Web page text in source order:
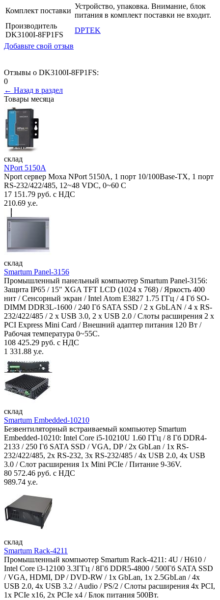
Комплект поставки
Устройство, упаковка. Внимание, блок
питания в комплект поставки не входит.
Производитель
DK3100I-8FP1FS
DPTEK
Добавьте свой отзыв
Отзывы о DK3100I-8FP1FS:
0
← Назад в раздел
Товары месяца
склад
NPort 5150A
Nport сервер Moxa NPort 5150A, 1 порт 10/100Base-TX, 1 порт
RS-232/422/485, 12~48 VDC, 0~60 С
17 151.79 руб. с НДС
210.69 у.е.
склад
Smartum Panel-3156
Промышленный панельный компьютер Smartum Panel-3156:
Защита IP65 / 15" XGA TFT LCD (1024 x 768) / Яркость 400
нит / Сенсорный экран / Intel Atom E3827 1.75 ГГц / 4 Гб SO-
DIMM DDR3L-1600 / 240 Гб SATA SSD / 2 x GbLAN / 4 x RS-
232/422/485 / 2 x USB 3.0, 2 x USB 2.0 / Слоты расширения 2 x
PCI Express Mini Card / Внешний адаптер питания 120 Вт /
Рабочая температура 0~55C.
108 425.29 руб. с НДС
1 331.88 у.е.
склад
Smartum Embedded-10210
Безвентиляторный встраиваемый компьютер Smartum
Embedded-10210: Intel Core i5-10210U 1.60 ГГц / 8 Гб DDR4-
2133 / 250 Гб SATA SSD / VGA, DP / 2х GbLan / 1х RS-
232/422/485, 2x RS-232, 3x RS-232/485 / 4x USB 2.0, 4х USB
3.0 / Слот расширения 1x Mini PCIe / Питание 9-36V.
80 572.46 руб. с НДС
989.74 у.е.
склад
Smartum Rack-4211
Промышленный компьютер Smartum Rack-4211: 4U / H610 /
Intel Core i3-12100 3.3ГГц / 8Гб DDR5-4800 / 500Гб SATA SSD
/ VGA, HDMI, DP / DVD-RW / 1x GbLan, 1x 2.5GbLan / 4x
USB 2.0, 4x USB 3.2 / Audio / PS/2 / Слоты расширения 4x PCI,
1x PCIe x16, 2x PCIe x4 / Блок питания 500Вт.